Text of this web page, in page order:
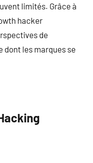
limités. Grâce à
hacker
de
dont les marques se